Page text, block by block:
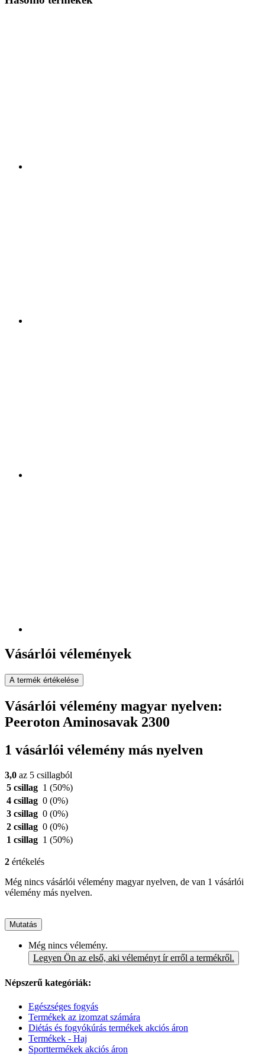
Vásárlói vélemények
A termék értékelése
Vásárlói vélemény magyar nyelven:
Peeroton Aminosavak 2300
1 vásárlói vélemény más nyelven
3,0 az 5 csillagból
5 csillag 1 (50%)
4 csillag 0 (0%)
3 csillag 0 (0%)
2 csillag 0 (0%)
1 csillag 1 (50%)
2 értékelés
Még nincs vásárlói vélemény magyar nyelven, de van 1 vásárlói
vélemény más nyelven.
Mutatás
Még nincs vélemény.
Legyen Ön az első, aki véleményt ír erről a termékről.
Népszerű kategóriák:
Egészséges fogyás
Termékek az izomzat számára
Diétás és fogyókúrás termékek akciós áron
Termékek - Haj
Sporttermékek akciós áron